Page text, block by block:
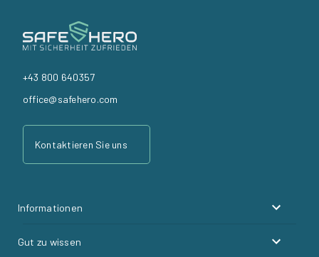
+43 800 640357
office@safehero.com
Kontaktieren Sie uns
Informationen
Gut zu wissen